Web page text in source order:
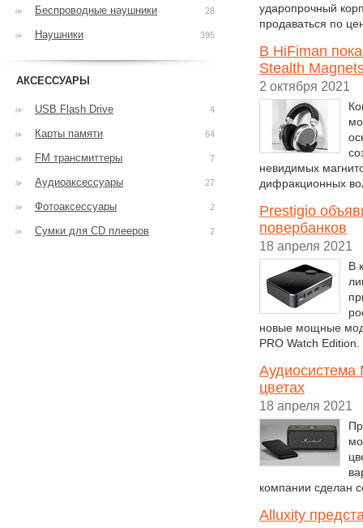
ударопрочный
продаваться по
В HiFiman
Stealth
2 октября 2021
невидимых
дифракционных
Prestigio
повербанков
18 апреля 2021
В
новые мощные
PRO Watch Edition.
Аудиосистема
цветах
18 апреля 2021
компании сделан
Alluxity
Беспроводные наушники 28
Наушники 395
АКСЕССУАРЫ
USB Flash Drive 4
Карты памяти 64
FM трансмиттеры 7
Аудиоаксессуары 27
Фотоаксессуары 2
Сумки для CD плееров 2